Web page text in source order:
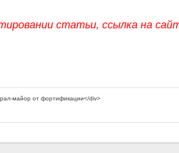
статьи, ссылка на